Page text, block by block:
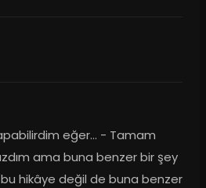
eğer… - Tamam
ama buna benzer bir şey
hikâye değil de buna benzer